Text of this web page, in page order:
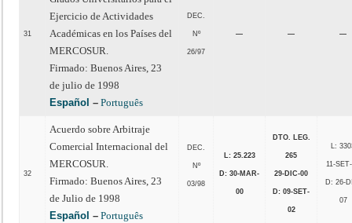
31
Ejercicio de Actividades
Académicas en los Países del
MERCOSUR.
Firmado: Buenos Aires, 23
de julio de 1998
Español – Português
DEC.
Nº
26/97
— — —
32
Acuerdo sobre Arbitraje
Comercial Internacional del
MERCOSUR.
Firmado: Buenos Aires, 23
de Julio de 1998
Español – Português
DEC.
Nº
03/98
L: 25.223
D: 30-MAR-
00
DTO. LEG.
265
29-DIC-00
D: 09-SET-
02
L:
11-
D: 26-
07